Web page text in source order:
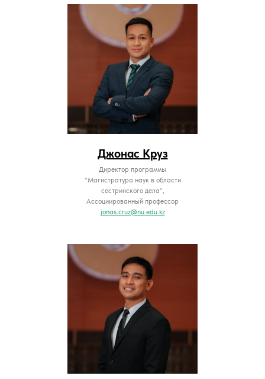
Джонас Круз
Директор программы
"Магистратура наук в области
сестринского дела",
Ассоциированный профессор
jonas.cruz@nu.edu.kz